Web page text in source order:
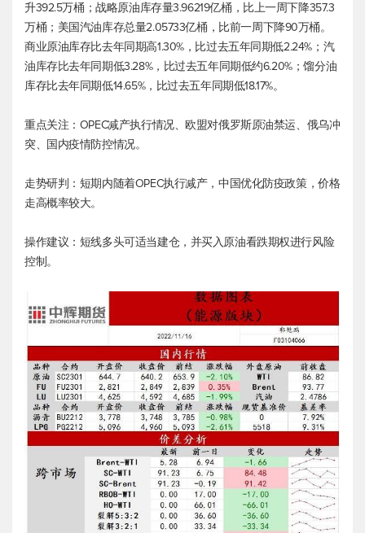
升392.5万桶；战略原油库存量3.96219亿桶，比上一周下降357.3
万桶；美国汽油库存总量2.05733亿桶，比前一周下降90万桶。
商业原油库存比去年同期高1.30%，比过去五年同期低2.24%；汽
油库存比去年同期低3.28%，比过去五年同期低约6.20%；馏分油
库存比去年同期低14.65%，比过去五年同期低18.17%。
重点关注：OPEC减产执行情况、欧盟对俄罗斯原油禁运、俄乌冲
突、国内疫情防控情况。
走势研判：短期内随着OPEC执行减产，中国优化防疫政策，价格
走高概率较大。
操作建议：短线多头可适当建仓，并买入原油看跌期权进行风险
控制。